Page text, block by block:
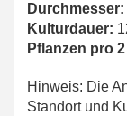
Durchmesser:
Kulturdauer:
Pflanzen pro 2
Hinweis: Die
Standort und